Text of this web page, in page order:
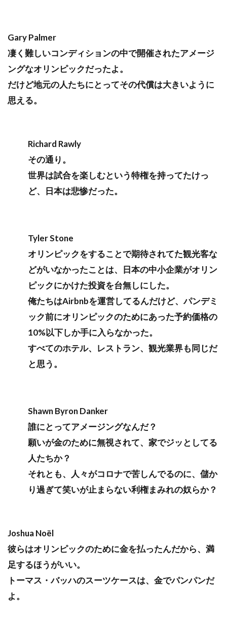
Gary Palmer
凄く難しいコンディションの中で開催されたアメージ
ングなオリンピックだったよ。
だけど地元の人たちにとってその代償は大きいように
思える。
Richard Rawly
その通り。
世界は試合を楽しむという特権を持ってたけっ
ど、日本は悲惨だった。
Tyler Stone
オリンピックをすることで期待されてた観光客な
どがいなかったことは、日本の中小企業がオリン
ピックにかけた投資を台無しにした。
俺たちはAirbnbを運営してるんだけど、パンデミ
ック前にオリンピックのためにあった予約価格の
10%以下しか手に入らなかった。
すべてのホテル、レストラン、観光業界も同じだ
と思う。
Shawn Byron Danker
誰にとってアメージングなんだ？
願いが金のために無視されて、家でジッとしてる
人たちか？
それとも、人々がコロナで苦しんでるのに、儲か
り過ぎて笑いが止まらない利権まみれの奴らか？
Joshua Noël
彼らはオリンピックのために金を払ったんだから、満
足するほうがいい。
トーマス・バッハのスーツケースは、金でパンパンだ
よ。